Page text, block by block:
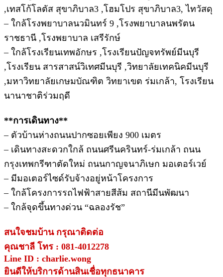
,เทสโก้โลตัส สุขาภิบาล3 ,โฮมโปร สุขาภิบาล3, ไทวัสดุ
– ใกล้โรงพยาบาลนวมินทร์ 9 ,โรงพยาบาลนพรัตน
ราชธานี ,โรงพยาบาล เสรีรักษ์
– ใกล้โรงเรียนเทพอักษร ,โรงเรียนปัญจทรัพย์มีนบุรี
,โรงเรียน สารสาสน์วิเทศมีนบุรี ,วิทยาลัยเทคนิคมีนบุรี
,มหาวิทยาลัยเกษมบัณฑิต วิทยาเขต ร่มเกล้า, โรงเรียน
นานาชาติร่วมฤดี
**การเดินทาง**
– ตัวบ้านห่างถนนปากซอยเพียง 900 เมตร
– เดินทางสะดวกใกล้ ถนนศรีนครินทร์-ร่มเกล้า ถนน
กรุงเทพกรีฑาตัดใหม่ ถนนกาญจนาภิเษก มอเตอร์เวย์
– มีมอเตอร์ไซด์รับจ้างอยู่หน้าโครงการ
– ใกล้โครงการรถไฟฟ้าสายสีส้ม สถานีมีนพัฒนา
– ใกล้จุดขึ้นทางด่วน “ฉลองรัช”
สนใจชมบ้าน กรุณาติดต่อ
คุณชาลี โทร : 081-4012278
Line ID : charlie.wong
ยินดีให้บริการด้านสินเชื่อทุกธนาคาร